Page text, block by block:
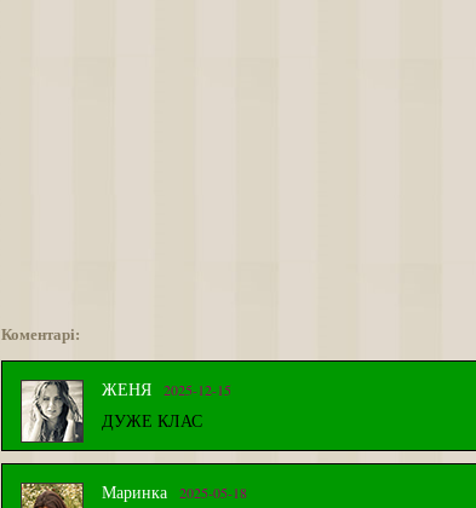
Коментарі:
ЖЕНЯ 2025-12-15
ДУЖЕ КЛАС
Маринка 2025-05-18